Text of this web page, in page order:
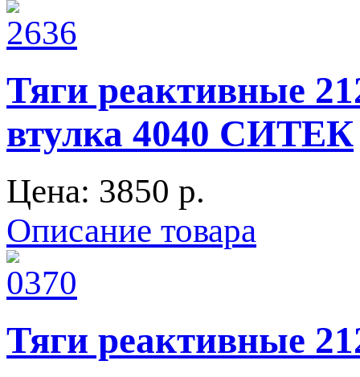
Тяги реактивные
втулка 4040 СИТЕК
Цена: 3850 p.
Описание товара
Тяги реактивные